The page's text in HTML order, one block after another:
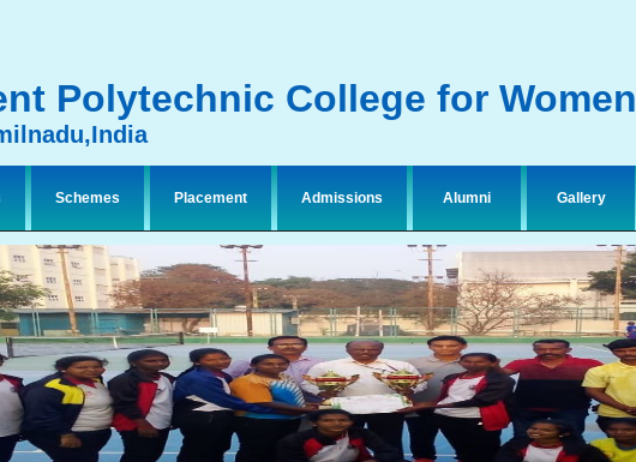
Polytechnic College for Women
Schemes Placement Admissions Alumni Gallery